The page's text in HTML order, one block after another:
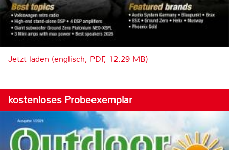
Jetzt laden (englisch, PDF, 12.29 MB)
kostenloses Probeexemplar